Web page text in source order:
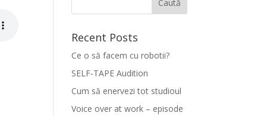
Recent Posts
Ce o să facem cu robotii?
SELF-TAPE Audition
Cum să enervezi tot studioul
Voice over at work – episode